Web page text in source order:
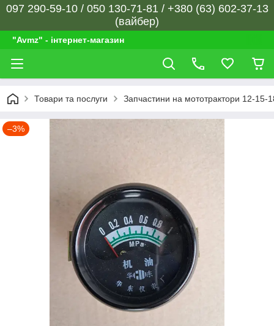
097 290-59-10 / 050 130-71-81 / +380 (63) 602-37-13
(вайбер)
"Avmz" - інтернет-магазин
Товари та послуги Запчастини на мототрактори 12-15-
–3%